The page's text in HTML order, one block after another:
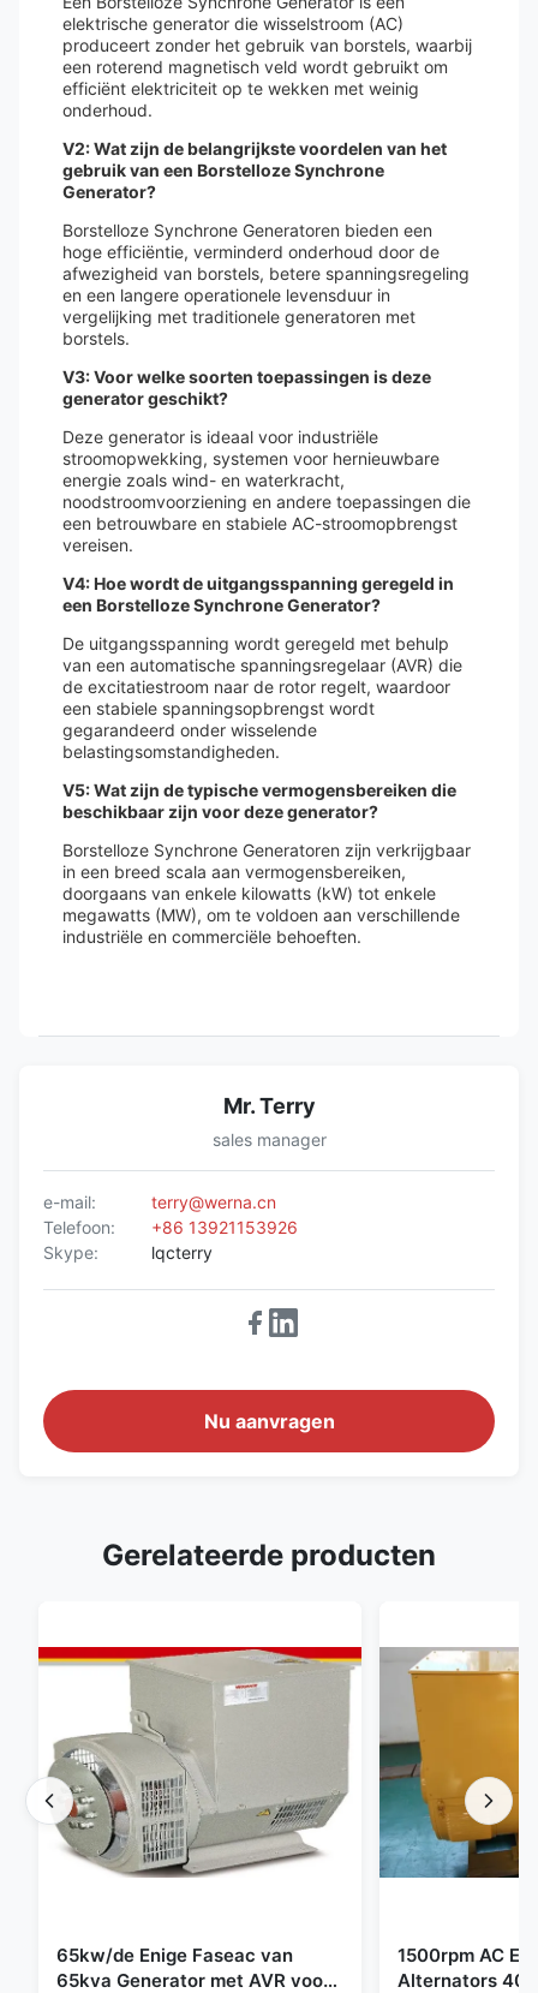
elektrische generator die wisselstroom (AC)
produceert zonder het gebruik van borstels, waarbij
een roterend magnetisch veld wordt gebruikt om
efficiënt elektriciteit op te wekken met weinig
onderhoud.
V2: Wat zijn de belangrijkste voordelen van het
gebruik van een Borstelloze Synchrone
Generator?
Borstelloze Synchrone Generatoren bieden een
hoge efficiëntie, verminderd onderhoud door de
afwezigheid van borstels, betere spanningsregeling
en een langere operationele levensduur in
vergelijking met traditionele generatoren met
borstels.
V3: Voor welke soorten toepassingen is deze
generator geschikt?
Deze generator is ideaal voor industriële
stroomopwekking, systemen voor hernieuwbare
energie zoals wind- en waterkracht,
noodstroomvoorziening en andere toepassingen die
een betrouwbare en stabiele AC-stroomopbrengst
vereisen.
V4: Hoe wordt de uitgangsspanning geregeld in
een Borstelloze Synchrone Generator?
De uitgangsspanning wordt geregeld met behulp
van een automatische spanningsregelaar (AVR) die
de excitatiestroom naar de rotor regelt, waardoor
een stabiele spanningsopbrengst wordt
gegarandeerd onder wisselende
belastingsomstandigheden.
V5: Wat zijn de typische vermogensbereiken die
beschikbaar zijn voor deze generator?
Borstelloze Synchrone Generatoren zijn verkrijgbaar
in een breed scala aan vermogensbereiken,
doorgaans van enkele kilowatts (kW) tot enkele
megawatts (MW), om te voldoen aan verschillende
industriële en commerciële behoeften.
Mr. Terry
sales manager
e-mail:
terry@werna.cn
Telefoon:
+86 13921153926
Skype:
lqcterry
Nu aanvragen
Gerelateerde producten
65kw/de Enige Faseac van
65kva Generator met AVR voor
1500rpm AC
Alternators